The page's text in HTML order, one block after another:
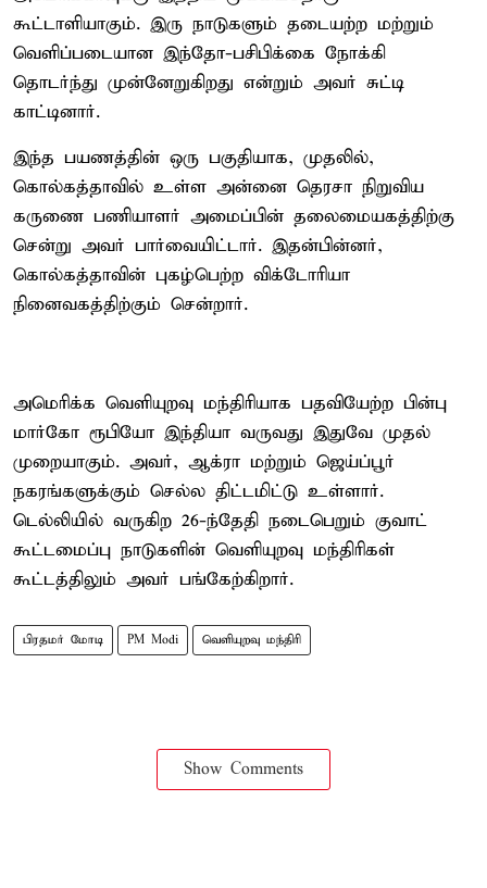
கூட்டாளியாகும். இரு நாடுகளும் தடையற்ற மற்றும்
வெளிப்படையான இந்தோ-பசிபிக்கை நோக்கி
தொடர்ந்து முன்னேறுகிறது என்றும் அவர் சுட்டி
காட்டினார்.
இந்த பயணத்தின் ஒரு பகுதியாக, முதலில்,
கொல்கத்தாவில் உள்ள அன்னை தெரசா நிறுவிய
கருணை பணியாளர் அமைப்பின் தலைமையகத்திற்கு
சென்று அவர் பார்வையிட்டார். இதன்பின்னர்,
கொல்கத்தாவின் புகழ்பெற்ற விக்டோரியா
நினைவகத்திற்கும் சென்றார்.
அமெரிக்க வெளியுறவு மந்திரியாக பதவியேற்ற பின்பு
மார்கோ ரூபியோ இந்தியா வருவது இதுவே முதல்
முறையாகும். அவர், ஆக்ரா மற்றும் ஜெய்ப்பூர்
நகரங்களுக்கும் செல்ல திட்டமிட்டு உள்ளார்.
டெல்லியில் வருகிற 26-ந்தேதி நடைபெறும் குவாட்
கூட்டமைப்பு நாடுகளின் வெளியுறவு மந்திரிகள்
கூட்டத்திலும் அவர் பங்கேற்கிறார்.
பிரதமர் மோடி PM Modi வெளியுறவு மந்திரி
Show Comments